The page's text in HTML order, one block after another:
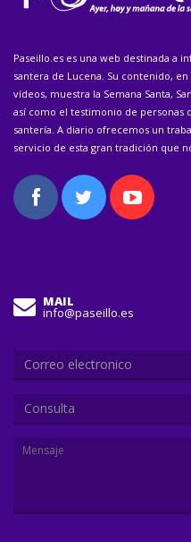
Paseillo.es es una web destinada a
santera de Lucena. Su contenido,
vídeos, muestra la Semana Santa,
así como el testimonio de personas
santería. A diario ofrecemos un
servicio de esta gran tradición que
MAIL
info@paseillo.es
Consulta